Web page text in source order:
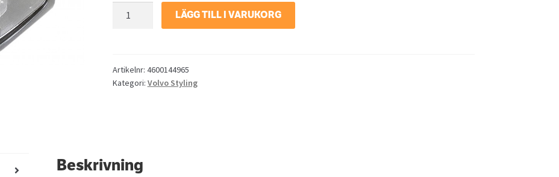
Volvo
FH
LÄGG TILL I VARUKORG
Artikelnr: 4600144965
Kategori: Volvo Styling
Beskrivning